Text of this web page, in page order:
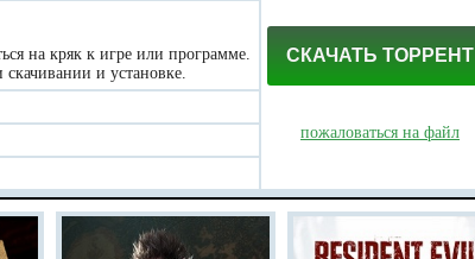
СКАЧАТЬ ТОРРЕНТ
пожаловаться на файл
на кряк к игре или программе.
и установке.